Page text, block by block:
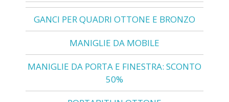
GANCI PER QUADRI OTTONE E BRONZO
MANIGLIE DA MOBILE
MANIGLIE DA PORTA E FINESTRA: SCONTO
50%